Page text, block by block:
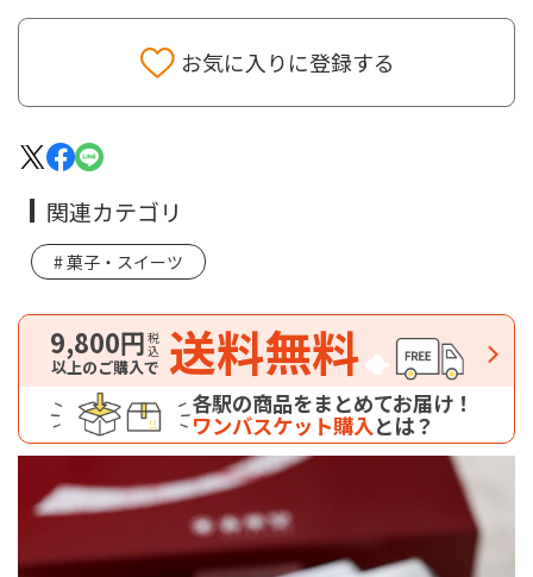
お気に入りに登録する
関連カテゴリ
菓子・スイーツ
9,800円税込
以上のご購入で 送料無料
各駅の商品をまとめてお届け！
ワンバスケット購入とは？